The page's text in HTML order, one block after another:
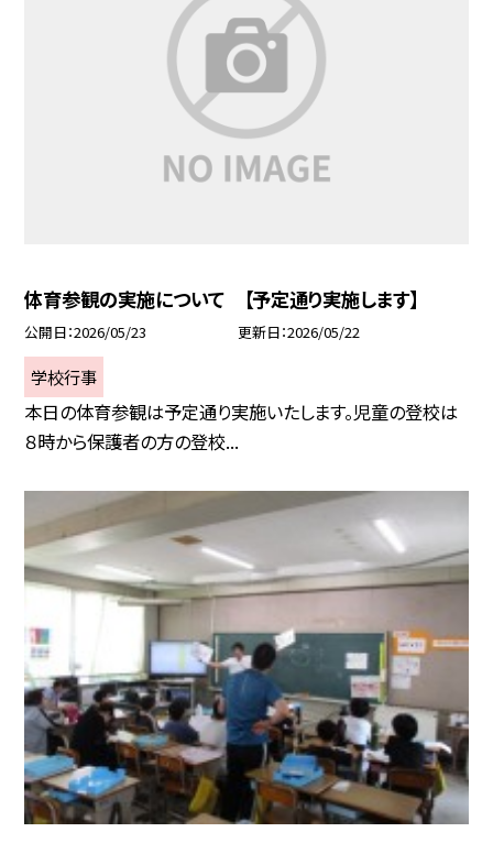
体育参観の実施について 【予定通り実施します】
公開日 2026/05/23 更新日 2026/05/22
学校行事
本日の体育参観は予定通り実施いたします。児童の登校は
８時から保護者の方の登校...